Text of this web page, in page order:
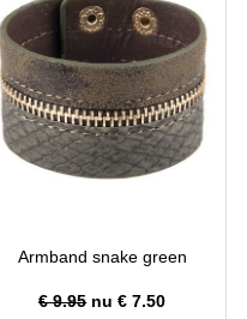
Armband snake green
€ 9.95nu €7.50